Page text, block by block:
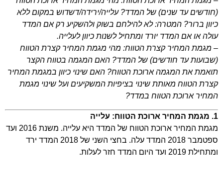
(חודשים עד שנים) של המדד? עלייה/ירידה/דשדוש במקום ללא
כיוון ברור? המטרה: לא להילחם בשוק ולהשקיע רק אם המדד
עולה או אם המדד יורד ומתחיל לשנות כיוון לעלייה.
– מגמת המחיר קצרת הטווח: מהי מגמת המחיר קצרת הטווח
(שבועות עד חודשים) של המדד? האם המגמה בטווח הקצר
תואמת את המגמה ארוכת הטווח? האם שינוי כיוון במגמת המחיר
קצרת הטווח מאותת שינוי בציפיות המשקיעים ועל שינוי מגמת
המחיר ארוכת הטווח במדד?
1. מגמת המחיר ארוכת הטווח: עלייה
מגמת המחיר ארוכת הטווח של המדד היא עלייה. משנת 2016 ועד
ספטמבר 2018 המדד עלה. בחצי השני של 2018 המדד ירד
ומתחילת 2019 ועד היום המדד חזר לעלות.